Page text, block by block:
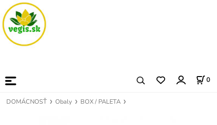
0
DOMÁCNOSŤ Obaly BOX / PALETA